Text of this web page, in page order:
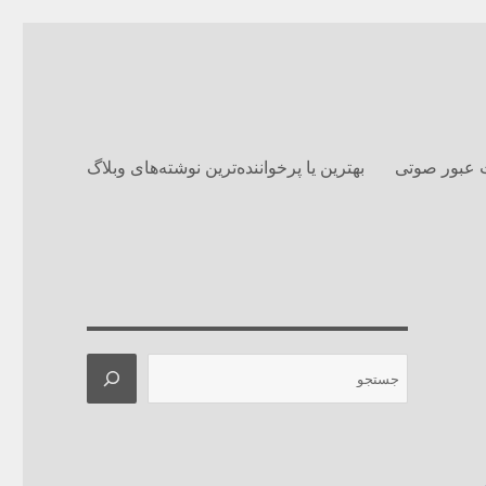
عبور صوتی بهترین یا پرخواننده‌ترین نوشته‌های وبلاگ‌